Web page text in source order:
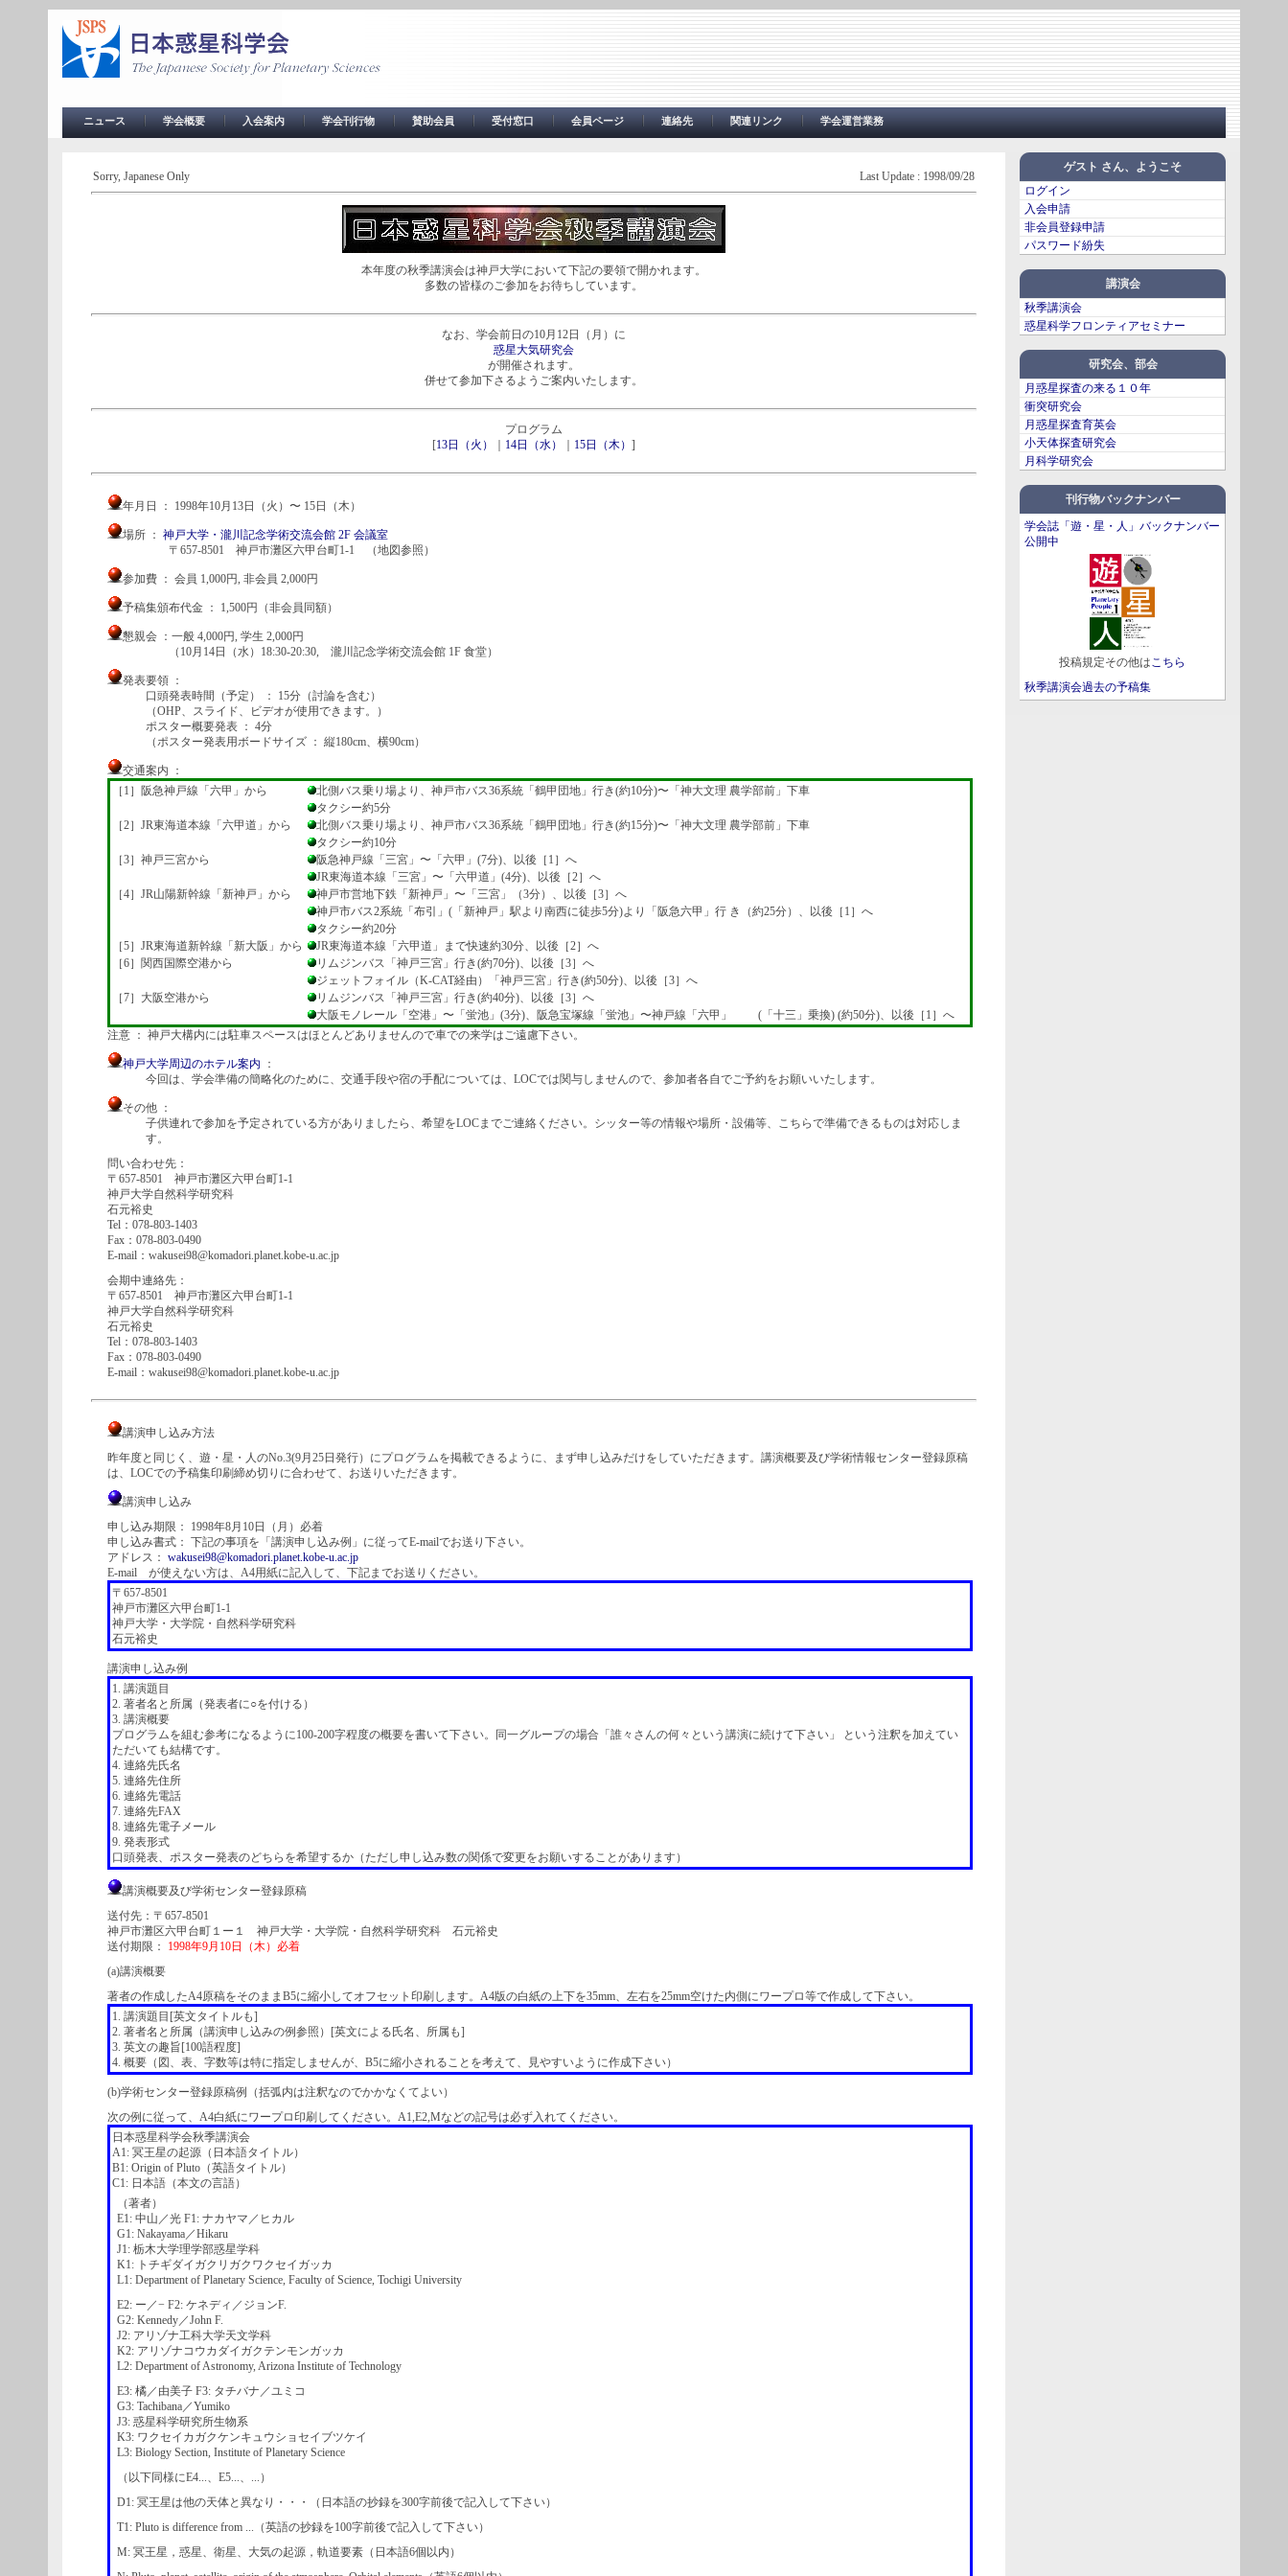
ニュース 学会概要 入会案内 学会刊行物 賛助会員 受付窓口 会員ページ 連絡先 関連リンク 学会運営業務
ゲスト さん、ようこそ
ログイン
入会申請
非会員登録申請
パスワード紛失
講演会
秋季講演会
惑星科学フロンティアセミナー
研究会、部会
月惑星探査の来る１０年
衝突研究会
月惑星探査育英会
小天体探査研究会
月科学研究会
刊行物バックナンバー
学会誌「遊・星・人」バックナンバー
公開中
投稿規定その他はこちら
秋季講演会過去の予稿集
Sorry, Japanese Only Last Update : 1998/09/28
本年度の秋季講演会は神戸大学において下記の要領で開かれます。
多数の皆様のご参加をお待ちしています。
なお、学会前日の10月12日（月）に
惑星大気研究会
が開催されます。
併せて参加下さるようご案内いたします。
プログラム
[13日（火） 14日（水） 15日（木） ]
年月日 ： 1998年10月13日（火）〜 15日（木）
場所 ： 神戸大学・瀧川記念学術交流会館 2F 会議室
〒657-8501 神戸市灘区六甲台町1-1 （地図参照）
参加費 ： 会員 1,000円, 非会員 2,000円
予稿集頒布代金 ： 1,500円（非会員同額）
懇親会 ：一般 4,000円, 学生 2,000円
（10月14日（水）18:30-20:30, 瀧川記念学術交流会館 1F 食堂）
発表要領 ：
口頭発表時間（予定） ： 15分（討論を含む）
（OHP、スライド、ビデオが使用できます。）
ポスター概要発表 ： 4分
（ポスター発表用ボードサイズ ： 縦180cm、横90cm）
交通案内 ：
［1］阪急神戸線「六甲」から
北側バス乗り場より、神戸市バス36系統「鶴甲団地」行き(約10分)〜「神大文理 農学部前」下車
タクシー約5分
［2］JR東海道本線「六甲道」から
北側バス乗り場より、神戸市バス36系統「鶴甲団地」行き(約15分)〜「神大文理 農学部前」下車
タクシー約10分
［3］神戸三宮から
阪急神戸線「三宮」〜「六甲」(7分)、以後［1］へ
JR東海道本線「三宮」〜「六甲道」(4分)、以後［2］へ
［4］JR山陽新幹線「新神戸」から
神戸市営地下鉄「新神戸」〜「三宮」（3分）、以後［3］へ
神戸市バス2系統「布引」(「新神戸」駅より南西に徒歩5分)より「阪急六甲」行 き（約25分）、以後［1］へ
タクシー約20分
［5］JR東海道新幹線「新大阪」から
JR東海道本線「六甲道」まで快速約30分、以後［2］へ
［6］関西国際空港から
リムジンバス「神戸三宮」行き(約70分)、以後［3］へ
ジェットフォイル（K-CAT経由）「神戸三宮」行き(約50分)、以後［3］へ
［7］大阪空港から
リムジンバス「神戸三宮」行き(約40分)、以後［3］へ
大阪モノレール「空港」〜「蛍池」(3分)、阪急宝塚線「蛍池」〜神戸線「六甲」 (「十三」乗換) (約50分)、以後［1］へ
注意 ： 神戸大構内には駐車スペースはほとんどありませんので車での来学はご遠慮下さい。
神戸大学周辺のホテル案内 ：
今回は、学会準備の簡略化のために、交通手段や宿の手配については、LOCでは関与しませんので、参加者各自でご予約をお願いいたします。
その他 ：
子供連れで参加を予定されている方がありましたら、希望をLOCまでご連絡ください。シッター等の情報や場所・設備等、こちらで準備できるものは対応しま
す。
問い合わせ先：
〒657-8501 神戸市灘区六甲台町1-1
神戸大学自然科学研究科
石元裕史
Tel：078-803-1403
Fax：078-803-0490
E-mail：wakusei98@komadori.planet.kobe-u.ac.jp
会期中連絡先：
〒657-8501 神戸市灘区六甲台町1-1
神戸大学自然科学研究科
石元裕史
Tel：078-803-1403
Fax：078-803-0490
E-mail：wakusei98@komadori.planet.kobe-u.ac.jp
講演申し込み方法
昨年度と同じく、遊・星・人のNo.3(9月25日発行）にプログラムを掲載できるように、まず申し込みだけをしていただきます。講演概要及び学術情報センター登録原稿
は、LOCでの予稿集印刷締め切りに合わせて、お送りいただきます。
講演申し込み
申し込み期限： 1998年8月10日（月）必着
申し込み書式： 下記の事項を「講演申し込み例」に従ってE-mailでお送り下さい。
アドレス： wakusei98@komadori.planet.kobe-u.ac.jp
E-mail が使えない方は、A4用紙に記入して、下記までお送りください。
〒657-8501
神戸市灘区六甲台町1-1
神戸大学・大学院・自然科学研究科
石元裕史
講演申し込み例
1. 講演題目
2. 著者名と所属（発表者に○を付ける）
3. 講演概要
プログラムを組む参考になるように100-200字程度の概要を書いて下さい。同一グループの場合「誰々さんの何々という講演に続けて下さい」 という注釈を加えてい
ただいても結構です。
4. 連絡先氏名
5. 連絡先住所
6. 連絡先電話
7. 連絡先FAX
8. 連絡先電子メール
9. 発表形式
口頭発表、ポスター発表のどちらを希望するか（ただし申し込み数の関係で変更をお願いすることがあります）
講演概要及び学術センター登録原稿
送付先：〒657-8501
神戸市灘区六甲台町１ー１ 神戸大学・大学院・自然科学研究科 石元裕史
送付期限： 1998年9月10日（木）必着
(a)講演概要
著者の作成したA4原稿をそのままB5に縮小してオフセット印刷します。A4版の白紙の上下を35mm、左右を25mm空けた内側にワープロ等で作成して下さい。
1. 講演題目[英文タイトルも]
2. 著者名と所属（講演申し込みの例参照）[英文による氏名、所属も]
3. 英文の趣旨[100語程度]
4. 概要（図、表、字数等は特に指定しませんが、B5に縮小されることを考えて、見やすいように作成下さい）
(b)学術センター登録原稿例（括弧内は注釈なのでかかなくてよい）
次の例に従って、A4白紙にワープロ印刷してください。A1,E2,Mなどの記号は必ず入れてください。
日本惑星科学会秋季講演会
A1: 冥王星の起源（日本語タイトル）
B1: Origin of Pluto（英語タイトル）
C1: 日本語（本文の言語）
（著者）
E1: 中山／光 F1: ナカヤマ／ヒカル
G1: Nakayama／Hikaru
J1: 栃木大学理学部惑星学科
K1: トチギダイガクリガクワクセイガッカ
L1: Department of Planetary Science, Faculty of Science, Tochigi University
E2: ー／− F2: ケネディ／ジョンF.
G2: Kennedy／John F.
J2: アリゾナ工科大学天文学科
K2: アリゾナコウカダイガクテンモンガッカ
L2: Department of Astronomy, Arizona Institute of Technology
E3: 橘／由美子 F3: タチバナ／ユミコ
G3: Tachibana／Yumiko
J3: 惑星科学研究所生物系
K3: ワクセイカガクケンキュウショセイブツケイ
L3: Biology Section, Institute of Planetary Science
（以下同様にE4...、E5...、...）
D1: 冥王星は他の天体と異なり・・・（日本語の抄録を300字前後で記入して下さい）
T1: Pluto is difference from ...（英語の抄録を100字前後で記入して下さい）
M: 冥王星，惑星、衛星、大気の起源，軌道要素（日本語6個以内）